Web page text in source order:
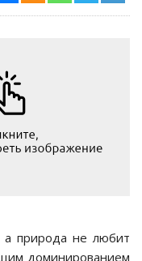
а природа не любит
доминированием